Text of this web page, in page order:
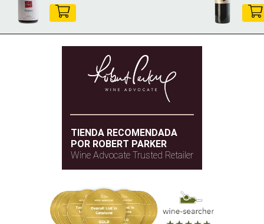
TIENDA RECOMENDADA
POR ROBERT PARKER
Wine Advocate Trusted Retailer